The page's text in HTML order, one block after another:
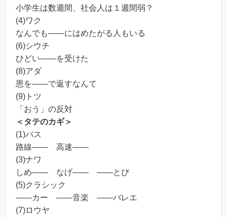
小学生は数週間、社会人は１週間弱？
(4)ワク
なんでも――にはめたがる人もいる
(6)シウチ
ひどい――を受けた
(8)アダ
恩を――で返すなんて
(9)トツ
「おう」の反対
＜タテのカギ＞
(1)バス
路線―― 高速――
(3)ナワ
しめ―― なげ―― ――とび
(5)クラシック
――カー ――音楽 ――バレエ
(7)ロウヤ